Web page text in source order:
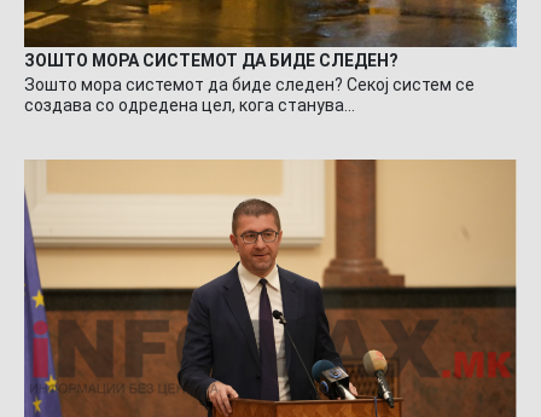
ЗОШТО МОРА СИСТЕМОТ ДА БИДЕ СЛЕДЕН?
Зошто мора системот да биде следен? Секој систем се
создава со одредена цел, кога станува…